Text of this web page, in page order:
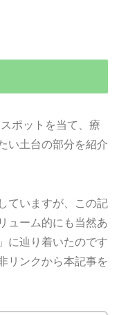
ポットを当て、療
い土台の部分を紹介
ていますが、この記
ューム的にも当然あ
に辿り着いたのです
リンクから本記事を